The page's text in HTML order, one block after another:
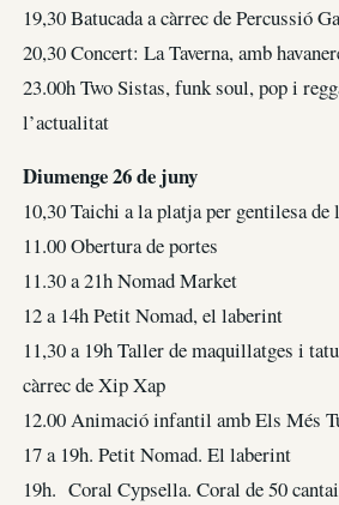
19,30 Batucada a càrrec de Percussió
20,30 Concert: La Taverna, amb
23.00h Two Sistas, funk soul, pop i
l’actualitat
Diumenge 26 de juny
10,30 Taichi a la platja per gentilesa de
11.00 Obertura de portes
11.30 a 21h Nomad Market
12 a 14h Petit Nomad, el laberint
11,30 a 19h Taller de maquillatges i
càrrec de Xip Xap
12.00 Animació infantil amb Els Més
17 a 19h. Petit Nomad. El laberint
19h. Coral Cypsella. Coral de 50